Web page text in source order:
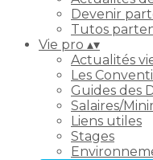
Devenir
Tutos
Vie pro ▴▾
Actualités
Les
Guides des
Salaires/
Liens utiles
Stages